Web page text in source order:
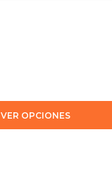
VER OPCIONES